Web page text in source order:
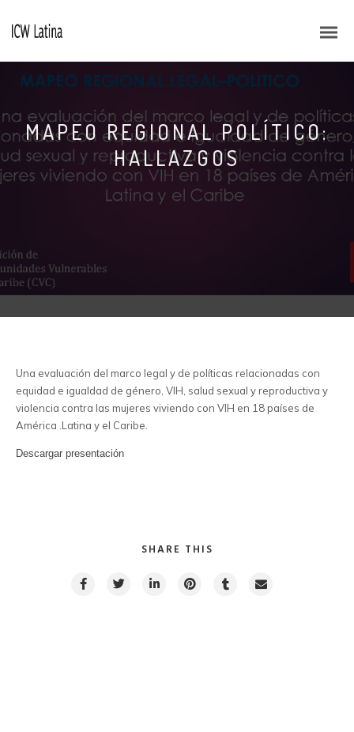
MAPEO REGIONAL POLÍTICO:
HALLAZGOS
Una evaluación del marco legal y de políticas relacionadas con
equidad e igualdad de género, VIH, salud sexual y reproductiva y
violencia contra las mujeres viviendo con VIH en 18 países de
América .Latina y el Caribe.
Descargar presentación
SHARE THIS